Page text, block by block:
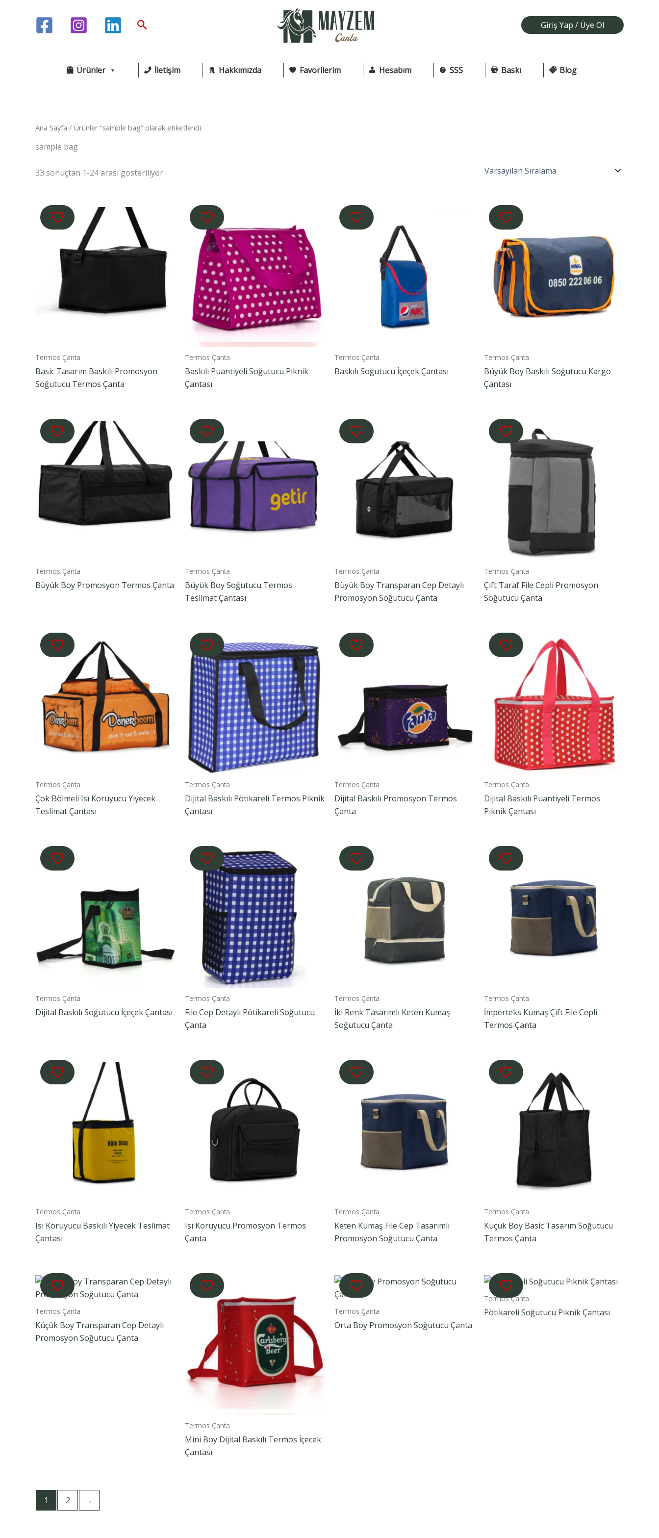
Arama Giriş Yap / Üye Ol
Ürünler İletişim Hakkımızda Favorilerim Hesabım SSS Baskı Blog
Ana Sayfa / Ürünler “sample bag” olarak etiketlendi
sample bag
33 sonuçtan 1-24 arası gösteriliyor
Termos Çanta
Basic Tasarım Baskılı Promosyon
Soğutucu Termos Çanta
Termos Çanta
Baskılı Puantiyeli Soğutucu Piknik
Çantası
Termos Çanta
Baskılı Soğutucu İçeçek Çantası
Termos Çanta
Büyük Boy Baskılı Soğutucu Kargo
Çantası
Termos Çanta
Büyük Boy Promosyon Termos Çanta
Termos Çanta
Büyük Boy Soğutucu Termos
Teslimat Çantası
Termos Çanta
Büyük Boy Transparan Cep Detaylı
Promosyon Soğutucu Çanta
Termos Çanta
Çift Taraf File Cepli Promosyon
Soğutucu Çanta
Termos Çanta
Çok Bölmeli Isı Koruyucu Yiyecek
Teslimat Çantası
Termos Çanta
Dijital Baskılı Pötikareli Termos Piknik
Çantası
Termos Çanta
Dijital Baskılı Promosyon Termos
Çanta
Termos Çanta
Dijital Baskılı Puantiyeli Termos
Piknik Çantası
Termos Çanta
Dijital Baskılı Soğutucu İçeçek Çantası
Termos Çanta
File Cep Detaylı Pötikareli Soğutucu
Çanta
Termos Çanta
İki Renk Tasarımlı Keten Kumaş
Soğutucu Çanta
Termos Çanta
İmperteks Kumaş Çift File Cepli
Termos Çanta
Termos Çanta
Isı Koruyucu Baskılı Yiyecek Teslimat
Çantası
Termos Çanta
Isı Koruyucu Promosyon Termos
Çanta
Termos Çanta
Keten Kumaş File Cep Tasarımlı
Promosyon Soğutucu Çanta
Termos Çanta
Küçük Boy Basic Tasarım Soğutucu
Termos Çanta
Termos Çanta
Küçük Boy Transparan Cep Detaylı
Promosyon Soğutucu Çanta
Termos Çanta
Mini Boy Dijital Baskılı Termos İçecek
Çantası
Termos Çanta
Orta Boy Promosyon Soğutucu Çanta
Termos Çanta
Pötikareli Soğutucu Piknik Çantası
1 2 →